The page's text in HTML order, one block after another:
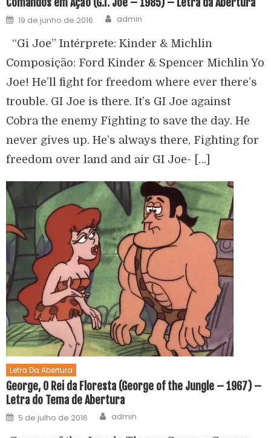
19 de junho de 2016 admin
“Gi Joe” Intérprete: Kinder & Michlin
Composição: Ford Kinder & Spencer Michlin Yo
Joe! He’ll fight for freedom where ever there’s
trouble. GI Joe is there. It’s GI Joe against
Cobra the enemy Fighting to save the day. He
never gives up. He’s always there, Fighting for
freedom over land and air GI Joe- […]
Letra Da Abertura
George, O Rei da Floresta (George of the Jungle – 1967) –
Letra do Tema de Abertura
5 de julho de 2016 admin